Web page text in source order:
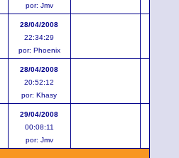
por: Jmv
28/04/2008
22:34:29
por: Phoenix
28/04/2008
20:52:12
por: Khasy
29/04/2008
00:08:11
por: Jmv